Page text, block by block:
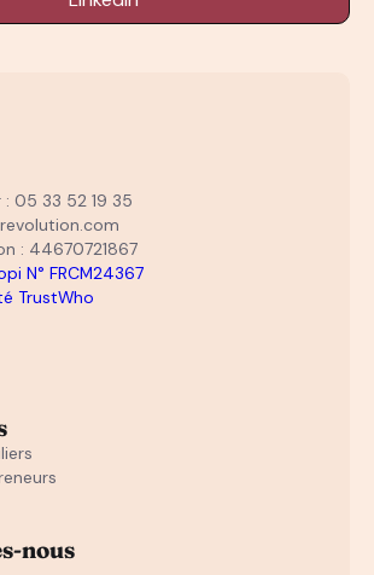
05 33 52 19 35
: 44670721867
N° FRCM24367
TrustWho
nous